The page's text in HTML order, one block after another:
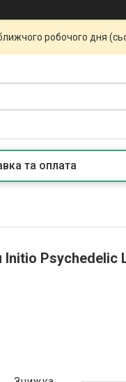
робочого дня
та оплата
Psychedelic